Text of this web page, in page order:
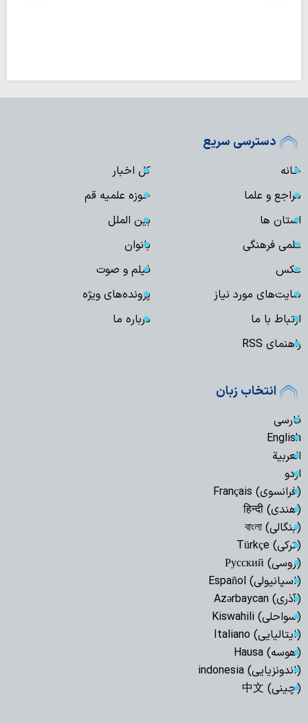
دسترسی سریع
خانه
کل اخبار
مراجع و علما
حوزه علمیه قم
استان ها
بین الملل
علمی فرهنگی
بانوان
عکس
فیلم و صوت
سایت‌های مورد نیاز
پرونده‌های ویژه
ارتباط با ما
درباره ما
راهنمای RSS
انتخاب زبان
فارسی
English
العربیة
اردو
(فرانسوی) Français
(هندی) हिन्दी
(بنگالی) বাংলা
(ترکی) Türkçe
(روسی) Русский
(اسپانیولی) Español
(آذری) Azərbaycan
(سواحلی) Kiswahili
(ایتالیایی) Italiano
(هوسه) Hausa
(اندونزیایی) indonesia
(چینی) 中文